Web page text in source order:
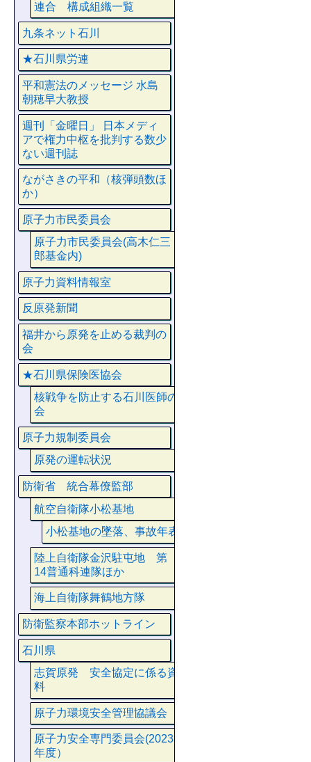
連合 構成組織一覧
九条ネット石川
★石川県労連
平和憲法のメッセージ 水島
朝穂早大教授
週刊「金曜日」 日本メディ
アで権力中枢を批判する数少
ない週刊誌
ながさきの平和（核弾頭数ほ
か）
原子力市民委員会
原子力市民委員会(高木仁三
郎基金内)
原子力資料情報室
反原発新聞
福井から原発を止める裁判の
会
★石川県保険医協会
核戦争を防止する石川医師の
会
原子力規制委員会
原発の運転状況
防衛省 統合幕僚監部
航空自衛隊小松基地
小松基地の墜落、事故年表
陸上自衛隊金沢駐屯地 第
14普通科連隊ほか
海上自衛隊舞鶴地方隊
防衛監察本部ホットライン
石川県
志賀原発 安全協定に係る資
料
原子力環境安全管理協議会
原子力安全専門委員会(2023
年度）